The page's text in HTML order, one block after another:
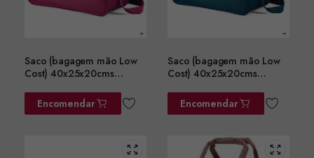
Saco (bagagem mão Low
Cost) 40x25x20cms
Encomendar
Saco (bagagem mão Low
Cost) 40x25x20cms
Encomendar